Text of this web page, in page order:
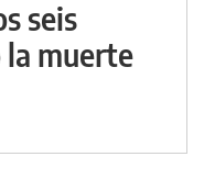
seis
la muerte